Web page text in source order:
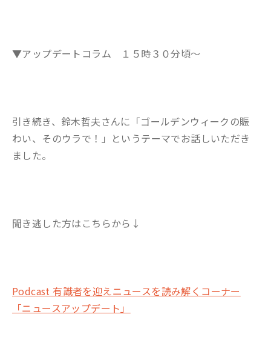
▼アップデートコラム １５時３０分頃～
引き続き、鈴木哲夫さんに「ゴールデンウィークの賑
わい、そのウラで！」というテーマでお話しいただき
ました。
聞き逃した方はこちらから↓
Podcast 有識者を迎えニュースを読み解くコーナー
「ニュースアップデート」